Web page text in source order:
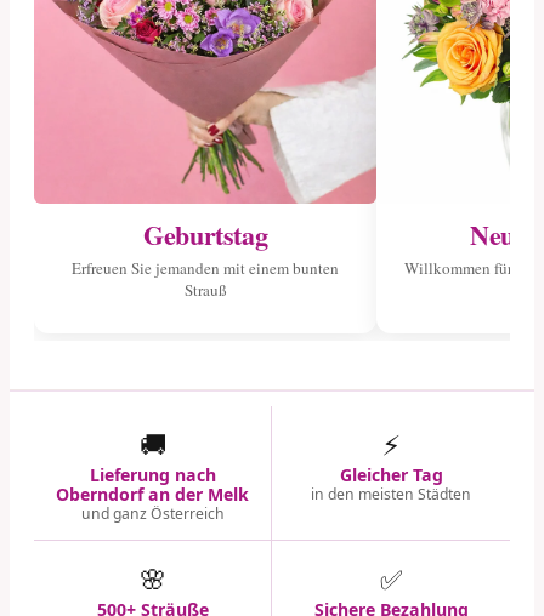
Geburtstag
Erfreuen Sie jemanden mit einem bunten
Strauß
Willkommen für
🚚
Lieferung nach
Oberndorf an der Melk
und ganz Österreich
⚡
Gleicher Tag
in den meisten Städten
🌸
500+ Sträuße
✅
Sichere Bezahlung